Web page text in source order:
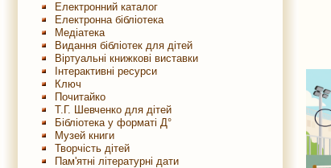
Електронний каталог
Електронна бібліотека
Медіатека
Видання бібліотек для дітей
Віртуальні книжкові виставки
Інтерактивні ресурси
Ключ
Почитайко
Т.Г. Шевченко для дітей
Бібліотека у форматі Д°
Музей книги
Творчість дітей
Пам'ятні літературні дати